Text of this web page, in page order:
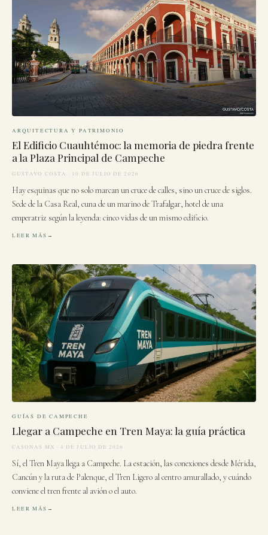
ARQUITECTURA Y PATRIMONIO
El Edificio Cuauhtémoc: la memoria de piedra frente
a la Plaza Principal de Campeche
GUSTAVO COSTA · 10 DE JULIO DE 2026
Hay esquinas que no solo marcan un cruce de calles, sino un cruce de siglos.
Sede de la Casa Real, cuna de un marino de Trafalgar, hotel de una
emperatriz según la leyenda: cinco vidas de un mismo edificio.
LEER MÁS
GUÍAS DE CAMPECHE
Llegar a Campeche en Tren Maya: la guía práctica
CASONAS MX · 4 DE JULIO DE 2026
Sí, el Tren Maya llega a Campeche. La estación, las conexiones desde Mérida,
Cancún y la ruta de Palenque, el Tren Ligero al centro amurallado, y cuándo
conviene el tren frente al avión o el auto.
LEER MÁS